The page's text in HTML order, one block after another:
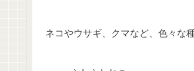
ネコやウサギ、クマなど、色々な